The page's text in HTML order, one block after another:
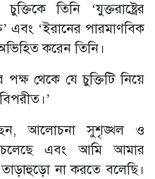
তিনি ‘যুক্তরাষ্ট্রের
এবং ‘ইরানের পারমাণবিক
করেন তিনি।
থেকে যে চুক্তিটি নিয়ে
আলোচনা সুশৃঙ্খল ও
এবং আমি আমার
তাড়াহুড়ো না করতে বলেছি।